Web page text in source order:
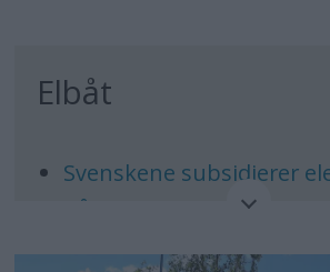
Elbåt
Svenskene subsidierer
båtmotorer
Fritidsbåter slipper ut